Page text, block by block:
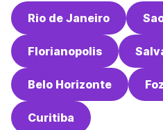
Rio de Janeiro
Florianopolis
Belo Horizonte
Curitiba